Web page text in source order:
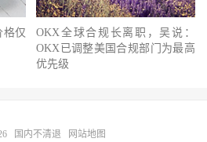
格仅
OKX全球合规长离职，吴说：
OKX已调整美国合规部门为最高
优先级
国内不清退 网站地图